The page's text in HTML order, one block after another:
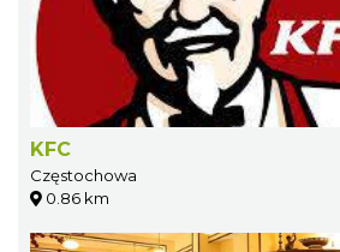
KFC
Częstochowa
0.86 km